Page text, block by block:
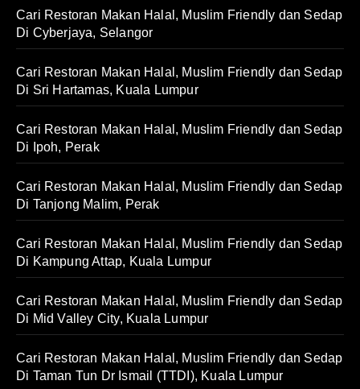
Cari Restoran Makan Halal, Muslim Friendly dan Sedap
Di Cyberjaya, Selangor
Cari Restoran Makan Halal, Muslim Friendly dan Sedap
Di Sri Hartamas, Kuala Lumpur
Cari Restoran Makan Halal, Muslim Friendly dan Sedap
Di Ipoh, Perak
Cari Restoran Makan Halal, Muslim Friendly dan Sedap
Di Tanjong Malim, Perak
Cari Restoran Makan Halal, Muslim Friendly dan Sedap
Di Kampung Attap, Kuala Lumpur
Cari Restoran Makan Halal, Muslim Friendly dan Sedap
Di Mid Valley City, Kuala Lumpur
Cari Restoran Makan Halal, Muslim Friendly dan Sedap
Di Taman Tun Dr Ismail (TTDI), Kuala Lumpur